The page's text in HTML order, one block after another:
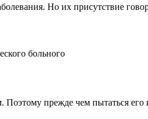
Но их присутствие
больного
прежде чем пытаться